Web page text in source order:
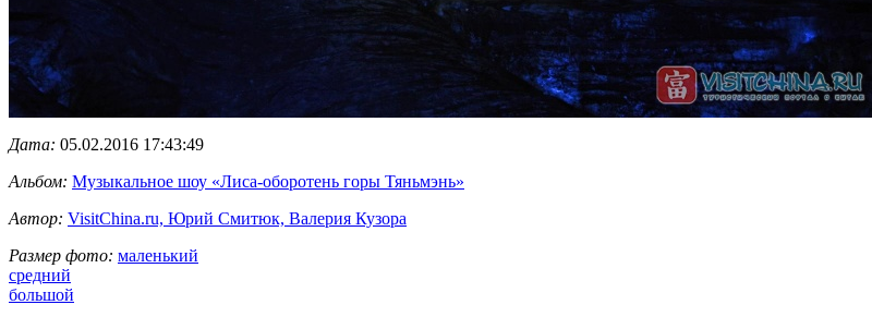
Дата: 05.02.2016 17:43:49
Альбом: Музыкальное шоу «Лиса-оборотень горы Тяньмэнь»
Автор: VisitChina.ru, Юрий Смитюк, Валерия Кузора
Размер фото: маленький
средний
большой